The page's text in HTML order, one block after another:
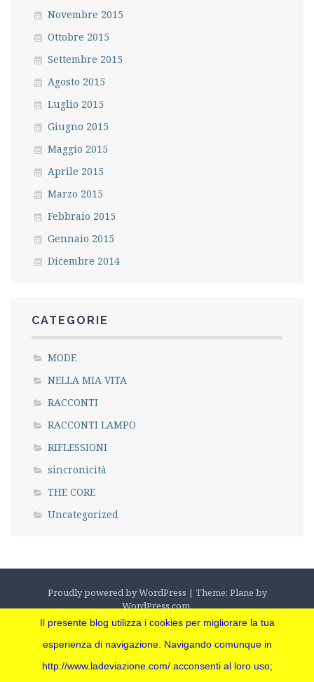
Novembre 2015
Ottobre 2015
Settembre 2015
Agosto 2015
Luglio 2015
Giugno 2015
Maggio 2015
Aprile 2015
Marzo 2015
Febbraio 2015
Gennaio 2015
Dicembre 2014
CATEGORIE
MODE
NELLA MIA VITA
RACCONTI
RACCONTI LAMPO
RIFLESSIONI
sincronicità
THE CORE
Uncategorized
Proudly powered by WordPress | Theme: Plane by
WordPress.com.
Il presente blog utilizza i cookies per migliorare la tua
esperienza di navigazione. Navigando comunque in
http://www.ladeviazione.com/ acconsenti al loro uso;